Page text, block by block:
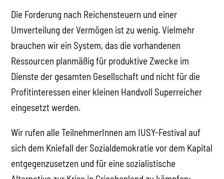
Die Forderung nach Reichensteuern und einer
Umverteilung der Vermögen ist zu wenig. Vielmehr
brauchen wir ein System, das die vorhandenen
Ressourcen planmäßig für produktive Zwecke im
Dienste der gesamten Gesellschaft und nicht für die
Profitinteressen einer kleinen Handvoll Superreicher
eingesetzt werden.
Wir rufen alle TeilnehmerInnen am IUSY-Festival auf
sich dem Kniefall der Sozialdemokratie vor dem Kapital
entgegenzusetzen und für eine sozialistische